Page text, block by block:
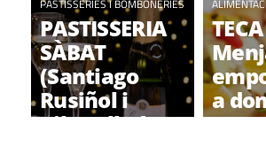
PASTISSERIES I BOMBONERIES
PASTISSERIA
SÀBAT
(Santiago
Rusiñol i
Ribatallada)
a